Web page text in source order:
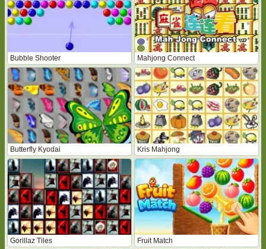
Bubble Shooter Mahjong Connect
Butterfly Kyodai Kris Mahjong
Gorillaz Tiles Fruit Match